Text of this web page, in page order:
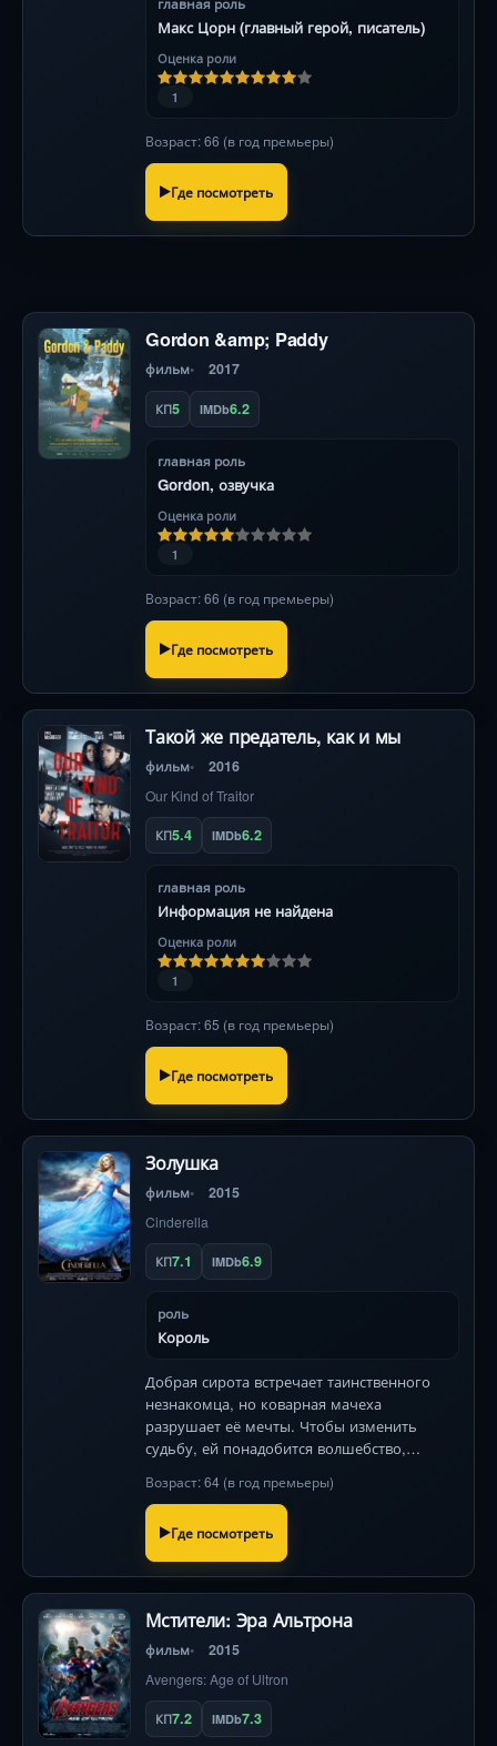
Макс Цорн (главный герой, писатель)
Оценка роли
1
Возраст: 66 (в год премьеры)
Где посмотреть
Gordon &amp; Paddy
фильм 2017
КП5 IMDb6.2
главная роль
Gordon, озвучка
Оценка роли
1
Возраст: 66 (в год премьеры)
Где посмотреть
Такой же предатель, как и мы
фильм 2016
Our Kind of Traitor
КП5.4 IMDb6.2
главная роль
Информация не найдена
Оценка роли
1
Возраст: 65 (в год премьеры)
Где посмотреть
Золушка
фильм 2015
Cinderella
КП7.1 IMDb6.9
роль
Король
Добрая сирота встречает таинственного
незнакомца, но коварная мачеха
разрушает её мечты. Чтобы изменить
судьбу, ей понадобится волшебство,
Роскошные костюмы и магия Disney!
Возраст: 64 (в год премьеры)
Где посмотреть
Мстители: Эра Альтрона
фильм 2015
Avengers: Age of Ultron
КП7.2 IMDb7.3